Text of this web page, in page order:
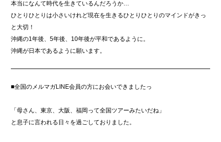
本当になんて時代を生きているんだろうか…
ひとりひとりは小さいけれど現在を生きるひとりひとりのマインドがきっ
と大切！
沖縄の1年後、5年後、10年後が平和であるように。
沖縄が日本であるように願います。
■全国のメルマガLINE会員の方にお会いできましたっ
「母さん、東京、大阪、福岡って全国ツアーみたいだね」
と息子に言われる日々を過ごしておりました。